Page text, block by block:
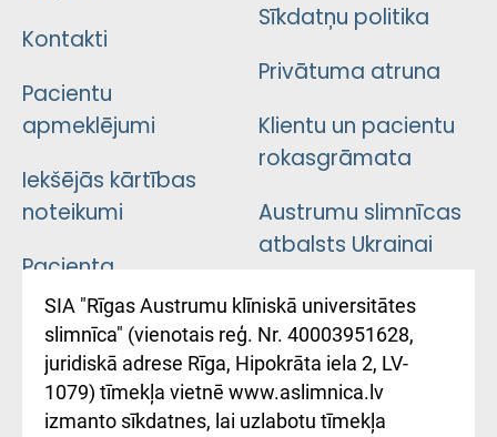
Kontakti
Pacientu
apmeklējumi
Iekšējās kārtības
noteikumi
Pacienta
atsauksmju/sūdzību
iesniegšanas
kārtība
Kā pie mums nokļūt
Sīkdatņu politika
Privātuma atruna
Klientu un pacientu
rokasgrāmata
Austrumu slimnīcas
atbalsts Ukrainai
Підтримка Східної
лікарні та співпраця з
Україною
SIA "Rīgas Austrumu klīniskā universitātes
slimnīca" (vienotais reģ. Nr. 40003951628,
juridiskā adrese Rīga, Hipokrāta iela 2, LV-
1079) tīmekļa vietnē www.aslimnica.lv
izmanto sīkdatnes, lai uzlabotu tīmekļa